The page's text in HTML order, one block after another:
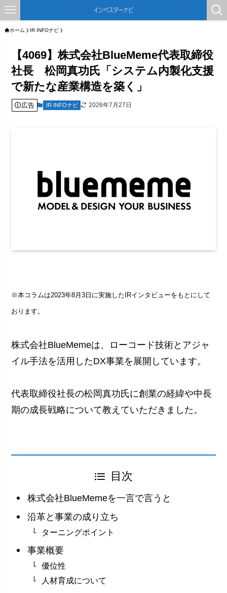
ホーム IR INFOナビ
【4069】株式会社BlueMeme代表取締役
社長 松岡真功氏「システム内製化支援
で新たな産業構造を築く」
広告 IR INFOナビ 2026年7月27日
※本コラムは2023年8月3日に実施したIRインタビューをもとにして
おります。
株式会社BlueMemeは、ローコード技術とアジャ
イル手法を活用したDX事業を展開しています。
代表取締役社長の松岡真功氏に創業の経緯や中長
期の成長戦略について教えていただきました。
目次
株式会社BlueMemeを一言で言うと
沿革と事業の成り立ち
ターニングポイント
事業概要
優位性
人材育成について